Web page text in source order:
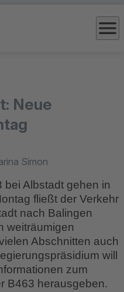
menu
Neue
Simon
bei Albstadt gehen in
fließt der Verkehr
nach Balingen
weiträumigen
Abschnitten auch
will
zum
B463 herausgeben.